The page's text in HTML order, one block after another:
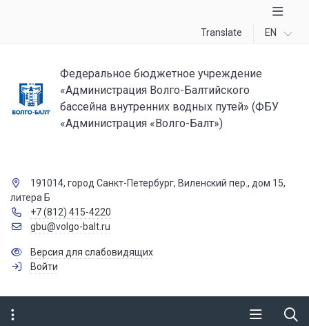
Translate EN
Федеральное бюджетное учреждение
«Администрация Волго-Балтийского
бассейна внутренних водных путей» (ФБУ
«Администрация «Волго-Балт»)
191014, город Санкт-Петербург, Виленский пер., дом 15,
литера Б
+7 (812) 415-4220
gbu@volgo-balt.ru
Версия для слабовидящих
Войти